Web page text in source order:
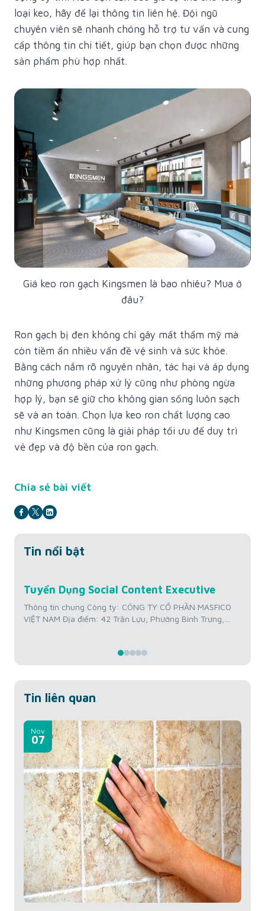
loại keo, hãy để lại thông tin liên hệ. Đội ngũ
chuyên viên sẽ nhanh chóng hỗ trợ tư vấn và cung
cấp thông tin chi tiết, giúp bạn chọn được những
sản phẩm phù hợp nhất.
Giá keo ron gạch Kingsmen là bao nhiêu? Mua ở
đâu?
Ron gạch bị đen không chỉ gây mất thẩm mỹ mà
còn tiềm ẩn nhiều vấn đề vệ sinh và sức khỏe.
Bằng cách nắm rõ nguyên nhân, tác hại và áp dụng
những phương pháp xử lý cũng như phòng ngừa
hợp lý, bạn sẽ giữ cho không gian sống luôn sạch
sẽ và an toàn. Chọn lựa keo ron chất lượng cao
như Kingsmen cũng là giải pháp tối ưu để duy trì
vẻ đẹp và độ bền của ron gạch.
Chia sẻ bài viết
Tin nổi bật
22
Tuyển Dụng Social Content Executive
Thông tin chung Công ty: CÔNG TY CỔ PHẦN MASFICO
VIỆT NAM Địa điểm: 42 Trần Lựu, Phường Bình Trưng,
Số lượng tuyển: 01 người Thời gian làm việc: Thứ 2 –
Thứ...
Tin liên quan
Nov
07